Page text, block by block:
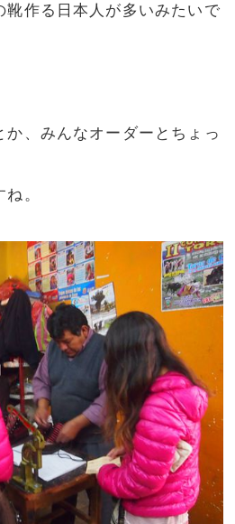
靴作る日本人が多いみたいで
、みんなオーダーとちょっ
。